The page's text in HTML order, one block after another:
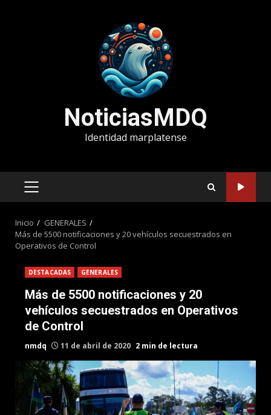
NoticiasMDQ
Identidad marplatense
MENÚ
Inicio
GENERALES
Más de 5500 notificaciones y 20 vehículos secuestrados en
Operativos de Control
DESTACADAS GENERALES
Más de 5500 notificaciones y 20
vehículos secuestrados en Operativos
de Control
nmdq 11 de abril de 2020 2 min de lectura